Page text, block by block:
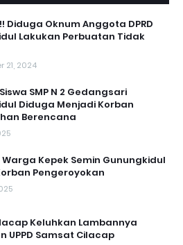
Diduga Oknum Anggota DPRD
Lakukan Perbuatan Tidak
21, 2024
SMP N 2 Gedangsari
Diduga Menjadi Korban
Berencana
Warga Kepek Semin Gunungkidul
Pengeroyokan
Keluhkan Lambannya
UPPD Samsat Cilacap